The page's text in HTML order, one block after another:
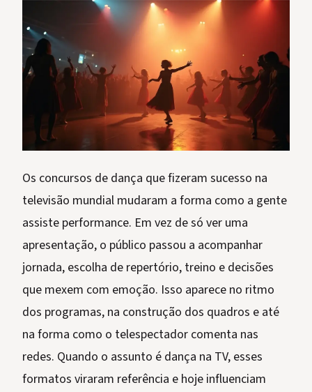
Os concursos de dança que fizeram sucesso na
televisão mundial mudaram a forma como a gente
assiste performance. Em vez de só ver uma
apresentação, o público passou a acompanhar
jornada, escolha de repertório, treino e decisões
que mexem com emoção. Isso aparece no ritmo
dos programas, na construção dos quadros e até
na forma como o telespectador comenta nas
redes. Quando o assunto é dança na TV, esses
formatos viraram referência e hoje influenciam